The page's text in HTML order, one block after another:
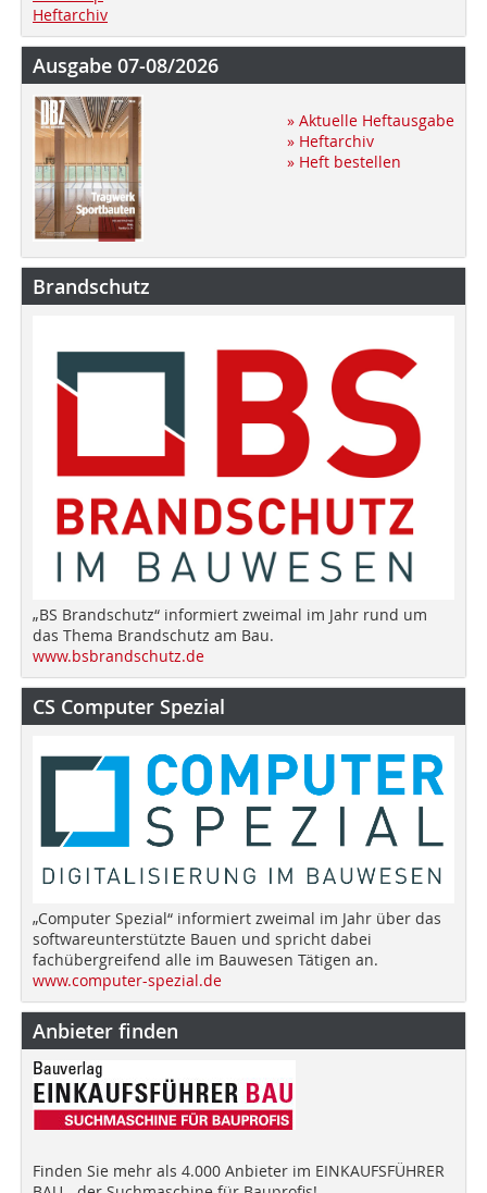
Heftarchiv
Ausgabe 07-08/2026
» Aktuelle Heftausgabe
» Heftarchiv
» Heft bestellen
Brandschutz
„BS Brandschutz“ informiert zweimal im Jahr rund um
das Thema Brandschutz am Bau.
www.bsbrandschutz.de
CS Computer Spezial
„Computer Spezial“ informiert zweimal im Jahr über das
softwareunterstützte Bauen und spricht dabei
fachübergreifend alle im Bauwesen Tätigen an.
www.computer-spezial.de
Anbieter finden
Finden Sie mehr als 4.000 Anbieter im EINKAUFSFÜHRER